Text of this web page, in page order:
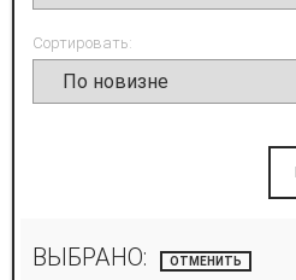
Сортировать:
ВЫБРАНО: ОТМЕНИТЬ